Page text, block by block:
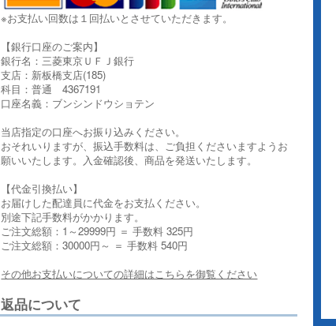
※お支払い回数は１回払いとさせていただきます。
【銀行口座のご案内】
銀行名：三菱東京ＵＦＪ銀行
支店：新板橋支店(185)
科目：普通 4367191
口座名義：ブンシンドウショテン
当店指定の口座へお振り込みください。
おそれいりますが、振込手数料は、ご負担くださいますようお
願いいたします。入金確認後、商品を発送いたします。
【代金引換払い】
お届けした配達員に代金をお支払ください。
別途下記手数料がかかります。
ご注文総額：1～29999円 ＝ 手数料 325円
ご注文総額：30000円～ ＝ 手数料 540円
その他お支払いについての詳細はこちらを御覧ください
返品について